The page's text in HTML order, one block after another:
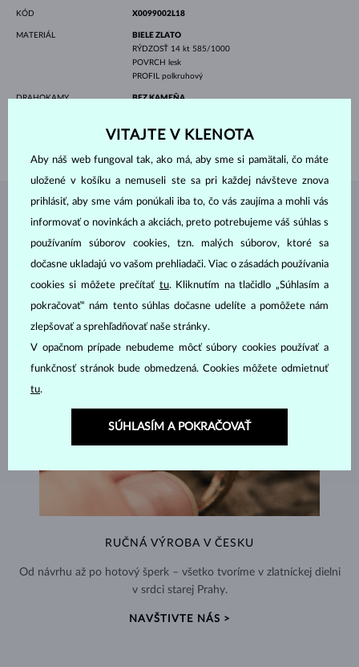
KÓD X0099002L18
MATERIÁL
BIELE ZLATO
RÝDZOSŤ 14 kt 585/1000
POVRCH
lesk
PROFIL polkruhový
DRAHOKAMY BEZ KAMEŇA
1.30 g
ŠPERKY Z ATELIÉRU KLENOTA
RUČNÁ VÝROBA V ČESKU
Od návrhu až po hotový šperk – všetko tvoríme v zlatníckej dielni
v srdci starej Prahy.
NAVŠTIVTE NÁS >
VITAJTE V KLENOTA
Aby náš web fungoval tak, ako má, aby sme si pamätali, čo máte
uložené v košíku a nemuseli ste sa pri každej návšteve znova
prihlásiť, aby sme vám ponúkali iba to, čo vás zaujíma a mohli vás
informovať o novinkách a akciách, preto potrebujeme váš súhlas s
používaním súborov cookies, tzn. malých súborov, ktoré sa
dočasne ukladajú vo vašom prehliadači. Viac o zásadách používania
cookies si môžete prečítať tu. Kliknutím na tlačidlo „Súhlasím a
pokračovať“ nám tento súhlas dočasne udelíte a pomôžete nám
zlepšovať a sprehľadňovať naše stránky.
V opačnom prípade nebudeme môcť súbory cookies používať a
funkčnosť stránok bude obmedzená. Cookies môžete odmietnuť
tu.
SÚHLASÍM A POKRAČOVAŤ